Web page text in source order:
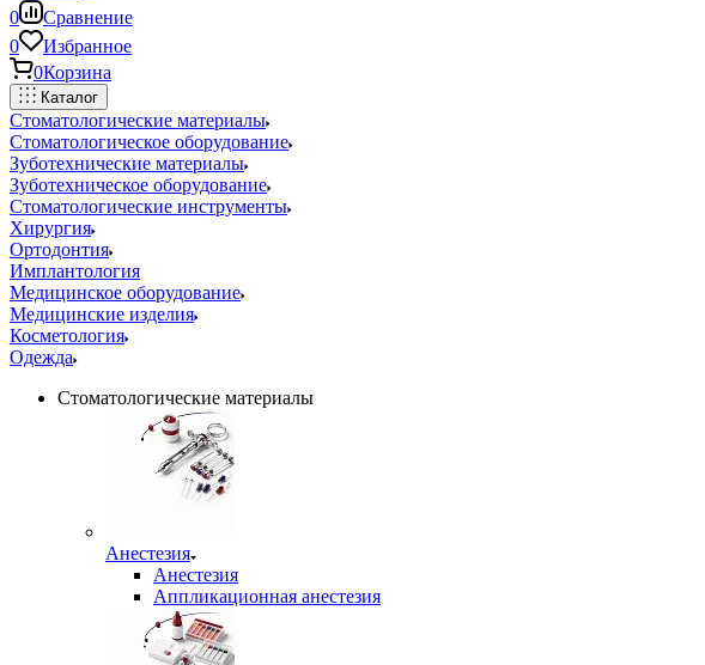
0
Сравнение
0
Избранное
0Корзина
Каталог
Стоматологические материалы
Стоматологическое оборудование
Зуботехнические материалы
Зуботехническое оборудование
Стоматологические инструменты
Хирургия
Ортодонтия
Имплантология
Медицинское оборудование
Медицинские изделия
Косметология
Одежда
Стоматологические материалы
Анестезия
Анестезия
Аппликационная анестезия